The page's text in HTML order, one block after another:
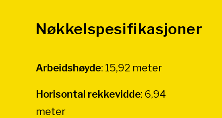
Nøkkelspesifikasjoner
Arbeidshøyde: 15,92 meter
Horisontal rekkevidde: 6,94
meter